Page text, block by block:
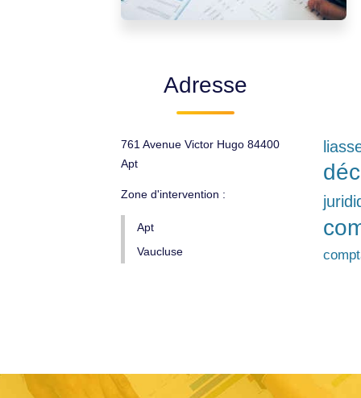
Adresse
761 Avenue Victor Hugo 84400
Apt
Zone d'intervention :
Apt
Vaucluse